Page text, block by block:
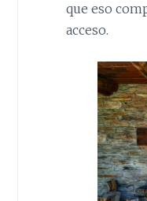
que eso
acceso.